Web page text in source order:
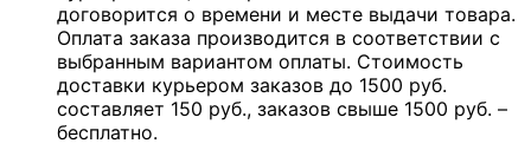
договорится о времени и месте выдачи товара.
Оплата заказа производится в соответствии с
выбранным вариантом оплаты. Стоимость
доставки курьером заказов до 1500 руб.
составляет 150 руб., заказов свыше 1500 руб. –
бесплатно.